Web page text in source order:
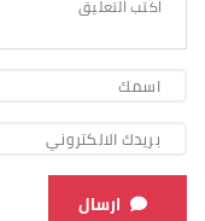
ارسال